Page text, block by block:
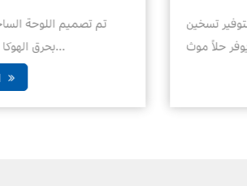
الفحم الكهربائي المناسب للشيشة لتوفير تسخين
مريح وفعال لعشاق الشيشة، مما يوفر حلاً موث...